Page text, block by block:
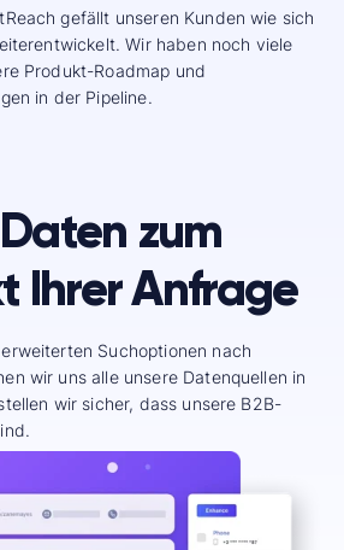
gefällt unseren Kunden wie sich
Wir haben noch viele
Produkt-Roadmap und
in der Pipeline.
zum
Ihrer Anfrage
Suchoptionen nach
wir uns alle unsere Datenquellen in
wir sicher, dass unsere B2B-